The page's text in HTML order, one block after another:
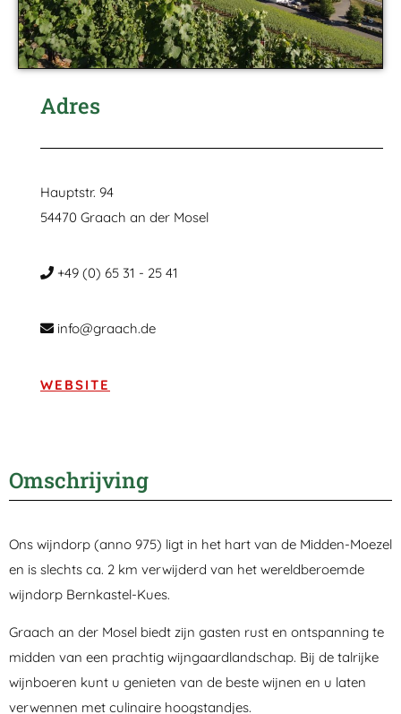
Adres
Hauptstr. 94
54470 Graach an der Mosel
+49 (0) 65 31 - 25 41
info@graach.de
WEBSITE
Omschrijving
Ons wijndorp (anno 975) ligt in het hart van de Midden-Moezel
en is slechts ca. 2 km verwijderd van het wereldberoemde
wijndorp Bernkastel-Kues.
Graach an der Mosel biedt zijn gasten rust en ontspanning te
midden van een prachtig wijngaardlandschap. Bij de talrijke
wijnboeren kunt u genieten van de beste wijnen en u laten
verwennen met culinaire hoogstandjes.